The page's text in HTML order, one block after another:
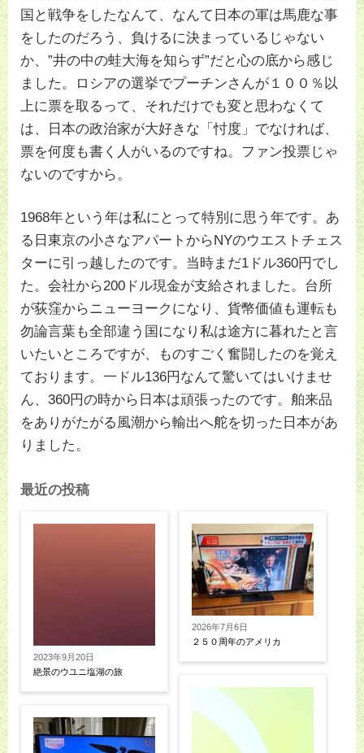
国と戦争をしたなんて、なんて日本の軍は馬鹿な事
をしたのだろう、負けるに決まっているじゃない
か、”井の中の蛙大海を知らず”だと心の底から感じ
ました。ロシアの選挙でプーチンさんが１００％以
上に票を取るって、それだけでも変と思わなくて
は、日本の政治家が大好きな「忖度」でなければ、
票を何度も書く人がいるのですね。ファン投票じゃ
ないのですから。
1968年という年は私にとって特別に思う年です。あ
る日東京の小さなアパートからNYのウエストチェス
ターに引っ越したのです。当時まだ1ドル360円でし
た。会社から200ドル現金が支給されました。台所
が荻窪からニューヨークになり、貨幣価値も運転も
勿論言葉も全部違う国になり私は途方に暮れたと言
いたいところですが、ものすごく奮闘したのを覚え
ております。一ドル136円なんて驚いてはいけませ
ん、360円の時から日本は頑張ったのです。舶来品
をありがたがる風潮から輸出へ舵を切った日本があ
りました。
最近の投稿
2023年9月20日
絶景のウユニ塩湖の旅
2026年7月6日
２５０周年のアメリカ